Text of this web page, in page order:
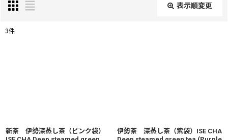
表示順変更
3件
新茶 伊勢深蒸し茶（ピンク袋）
伊勢茶 深蒸し茶（紫袋）ISE CHA